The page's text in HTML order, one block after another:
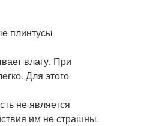
плинтусы
влагу. При
Для этого
не является
им не страшны.